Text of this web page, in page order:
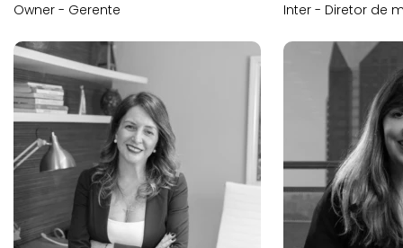
Owner - Gerente Inter - Diretor de